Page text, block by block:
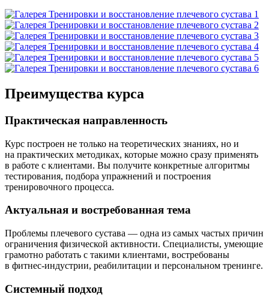
Преимущества курса
Практическая направленность
Курс построен не только на теоретических знаниях, но и
на практических методиках, которые можно сразу применять
в работе с клиентами. Вы получите конкретные алгоритмы
тестирования, подбора упражнений и построения
тренировочного процесса.
Актуальная и востребованная тема
Проблемы плечевого сустава — одна из самых частых причин
ограничения физической активности. Специалисты, умеющие
грамотно работать с такими клиентами, востребованы
в фитнес-индустрии, реабилитации и персональ­ном тренинге.
Системный подход